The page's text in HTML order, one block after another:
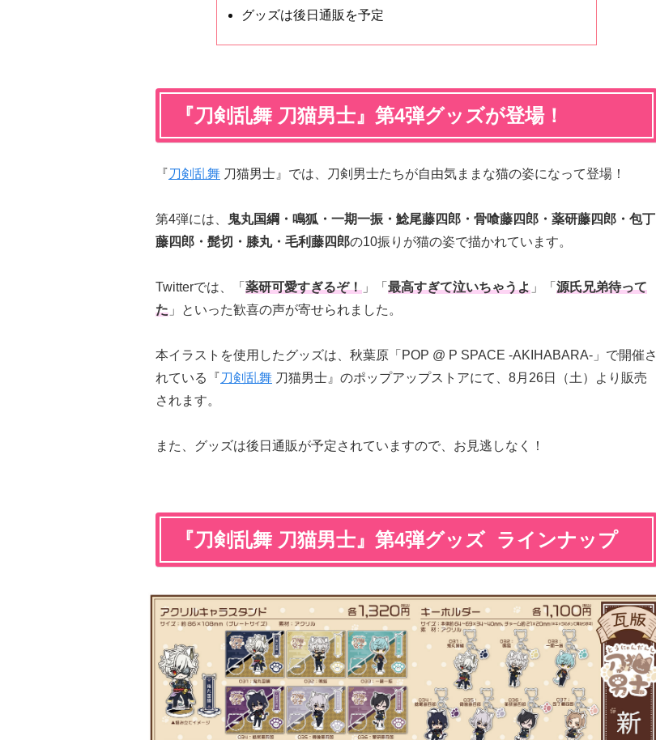
グッズは後日通販を予定
『刀剣乱舞 刀猫男士』第4弾グッズが登場！
『刀剣乱舞 刀猫男士』では、刀剣男士たちが自由気ままな猫の姿になって登場！
第4弾には、
鬼丸国綱・鳴狐・一期一振・鯰尾藤四郎・骨喰藤四郎・薬研藤四郎・包丁
藤四郎・髭切・膝丸・毛利藤四郎の10振りが猫の姿で描かれています。
Twitterでは、「 薬研可愛すぎるぞ！ 」「 最高すぎて泣いちゃうよ 」「 源氏兄弟待って
た 」といった歓喜の声が寄せられました。
本イラストを使用したグッズは、秋葉原「POP @ P SPACE -AKIHABARA-」で開催さ
れている『刀剣乱舞 刀猫男士』のポップアップストアにて、8月26日（土）より販売
されます。
また、グッズは後日通販が予定されていますので、お見逃しなく！
『刀剣乱舞 刀猫男士』第4弾グッズ ラインナップ